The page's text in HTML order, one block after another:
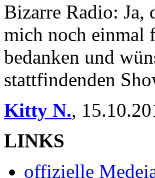
Bizarre Radio: Ja,
mich noch einmal
bedanken und
stattfindenden
Kitty N.,
LINKS
offizielle